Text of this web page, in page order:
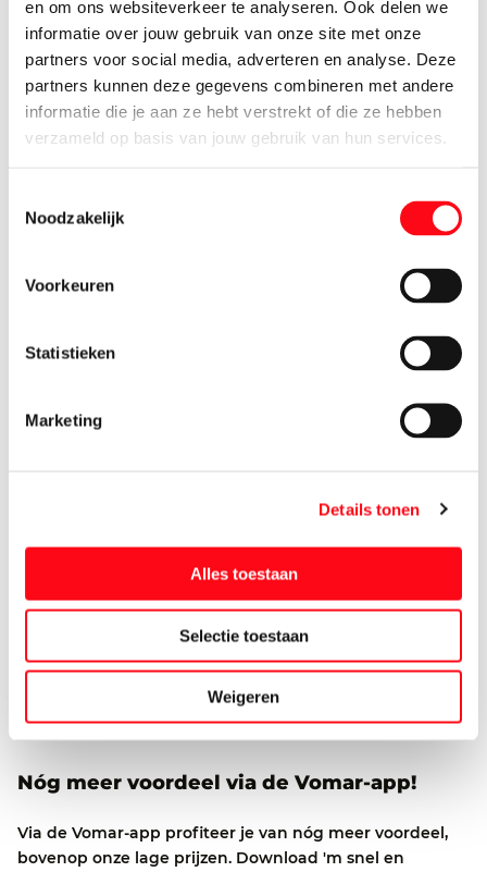
en om ons websiteverkeer te analyseren. Ook delen we
informatie over jouw gebruik van onze site met onze
partners voor social media, adverteren en analyse. Deze
partners kunnen deze gegevens combineren met andere
informatie die je aan ze hebt verstrekt of die ze hebben
verzameld op basis van jouw gebruik van hun services.
Noodzakelijk
Voorkeuren
Statistieken
Marketing
Details tonen
Alles toestaan
Selectie toestaan
Weigeren
Naast onze wekelijkse topaanbiedingen, profiteer je nu van
nog meer korting. Als Koning(in) vind je elke week
Voordeel Vouchers in de Vomar-app waarmee je jaarlijks
tot wel € 600,- éxtra bespaart!
Voucher voor je klaar in de Vomar-app, waarmee je korting
krijgt op vers gebak. Lekker én voordelig je verjaardag
Lees meer
Nóg meer voordeel via de Vomar-app!
Via de Vomar-app profiteer je van nóg meer voordeel,
bovenop onze lage prijzen. Download 'm snel en